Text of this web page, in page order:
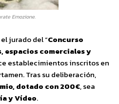
Emozione.
jurado del “Concurso
espacios comerciales y
establecimientos inscritos en
Tras su deliberación,
dotado con 200€, sea
y Vídeo.